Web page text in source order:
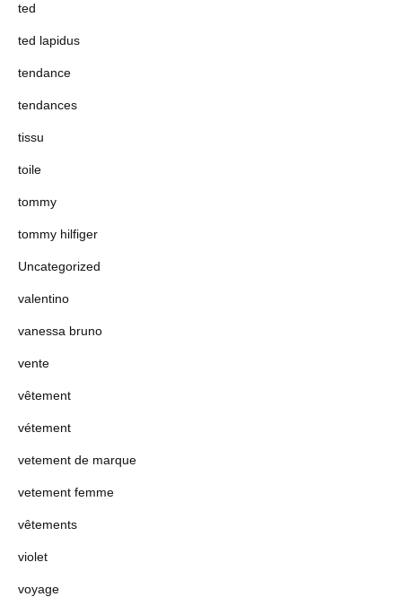
ted
ted lapidus
tendance
tendances
tissu
toile
tommy
tommy hilfiger
Uncategorized
valentino
vanessa bruno
vente
vêtement
vétement
vetement de marque
vetement femme
vêtements
violet
voyage